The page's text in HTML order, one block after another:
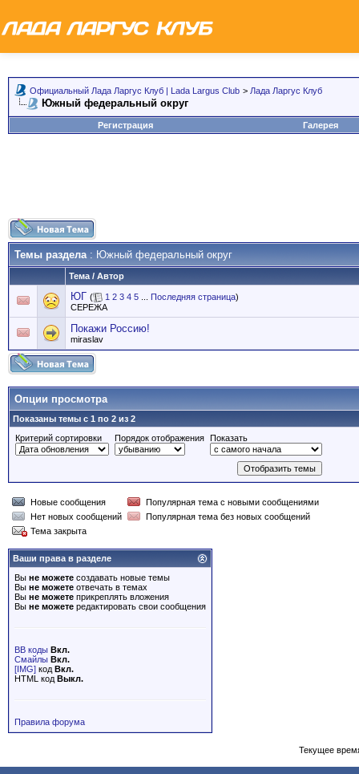
Официальный Лада Ларгус Клуб | Lada Largus Club > Лада Ларгус Клуб
Южный федеральный округ
Регистрация Галерея
Темы раздела: Южный федеральный округ
Тема / Автор
ЮГ ( 1 2 3 4 5 Последняя страница)
СЕРЕЖА
Покажи Россию!
miraslav
Опции просмотра
Показаны темы с 1 по 2 из 2
Критерий сортировки
Порядок отображения Показать
Новые сообщения
Популярная тема с новыми сообщениями
Нет новых сообщений
Популярная тема без новых сообщений
Тема закрыта
Ваши права в разделе
Вы не можете создавать новые темы
Вы не можете отвечать в темах
Вы не можете прикреплять вложения
Вы не можете редактировать свои сообщения
BB коды Вкл.
Смайлы Вкл.
[IMG] код Вкл.
HTML код Выкл.
Правила форума
Текущее